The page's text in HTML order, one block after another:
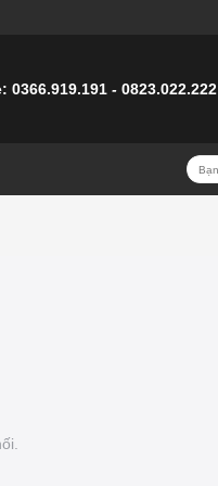
0366.919.191 - 0823.022.222